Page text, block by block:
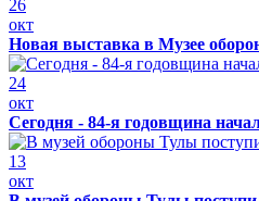
26
окт
Новая выставка в Музее
24
окт
Сегодня - 84-я годовщина
13
окт